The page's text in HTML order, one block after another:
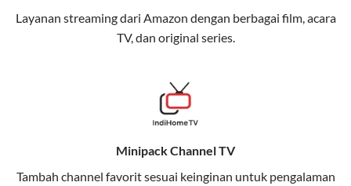
Memudahkan Anda dalam mengelola jaringan dan
meningkatkan keamanan.
Bagikan kuota internet hingga 30 GB dengan anggota
keluarga atau teman secara praktis.
One Bill System
Tagihan internet rumah dan kuota keluarga digabung
Layanan streaming dari Amazon dengan berbagai film, acara
TV, dan original series.
Minipack Channel TV
Tambah channel favorit sesuai keinginan untuk pengalaman